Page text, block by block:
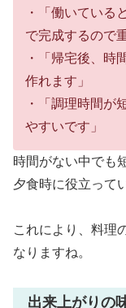
・「働いている
で完成するので
・「帰宅後、時
作れます」
・「調理時間が
やすいです」
時間がない中でも
夕食時に役立って
これにより、料理
なりますね。
出来上がりの